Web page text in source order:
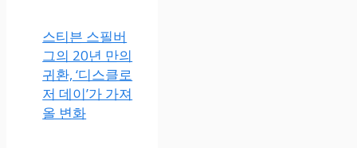
스티븐 스필버
그의 20년 만의
귀환, ‘디스클로
저 데이’가 가져
올 변화